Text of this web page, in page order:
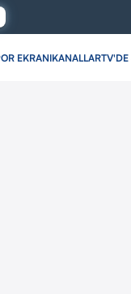
EKRANIKANALLARTV'DE